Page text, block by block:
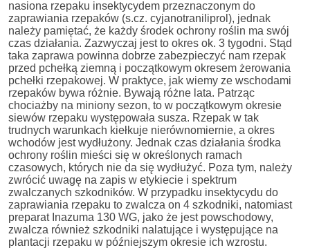
nasiona rzepaku insektycydem przeznaczonym do
zaprawiania rzepaków (s.cz. cyjanotraniliprol), jednak
należy pamiętać, że każdy środek ochrony roślin ma swój
czas działania. Zazwyczaj jest to okres ok. 3 tygodni. Stąd
taka zaprawa powinna dobrze zabezpieczyć nam rzepak
przed pchełką ziemną i początkowym okresem żerowania
pchełki rzepakowej. W praktyce, jak wiemy ze wschodami
rzepaków bywa różnie. Bywają różne lata. Patrząc
chociażby na miniony sezon, to w początkowym okresie
siewów rzepaku występowała susza. Rzepak w tak
trudnych warunkach kiełkuje nierównomiernie, a okres
wchodów jest wydłużony. Jednak czas działania środka
ochrony roślin mieści się w określonych ramach
czasowych, których nie da się wydłużyć. Poza tym, należy
zwrócić uwagę na zapis w etykiecie i spektrum
zwalczanych szkodników. W przypadku insektycydu do
zaprawiania rzepaku to zwalcza on 4 szkodniki, natomiast
preparat Inazuma 130 WG, jako że jest powschodowy,
zwalcza również szkodniki nalatujące i występujące na
plantacji rzepaku w późniejszym okresie ich wzrostu.